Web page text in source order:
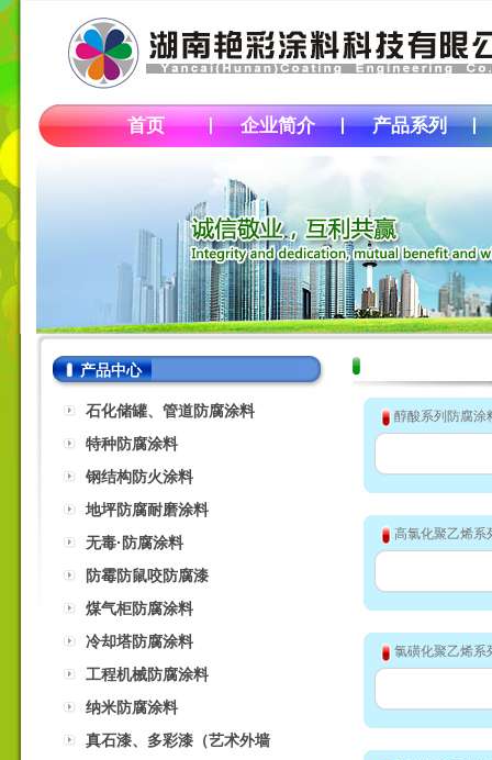
首页 企业简介 产品系列
醇酸系列防腐涂
高氯化聚乙烯系
氯磺化聚乙烯系
产品中心
石化储罐、管道防腐涂料
特种防腐涂料
钢结构防火涂料
地坪防腐耐磨涂料
无毒·防腐涂料
防霉防鼠咬防腐漆
煤气柜防腐涂料
冷却塔防腐涂料
工程机械防腐涂料
纳米防腐涂料
真石漆、多彩漆（艺术外墙